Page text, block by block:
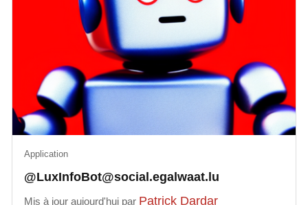
@LuxInfoBot@social.egalwaat.lu
Application
Mis à jour aujourd'hui par Patrick Dardar